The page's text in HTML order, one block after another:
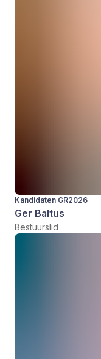
Kandidaten GR2026
Ger Baltus
Bestuurslid